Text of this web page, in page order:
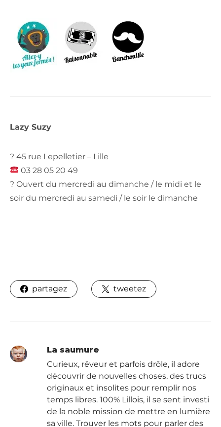
Lazy Suzy
? 45 rue Lepelletier – Lille
03 28 05 20 49
? Ouvert du mercredi au dimanche / le midi et le
soir du mercredi au samedi / le soir le dimanche
partagez tweetez
La saumure
Curieux, rêveur et parfois drôle, il adore
découvrir de nouvelles choses, des trucs
originaux et insolites pour remplir nos
temps libres. 100% Lillois, il se sent investi
de la noble mission de mettre en lumière
sa ville. Trouver les mots pour parler des